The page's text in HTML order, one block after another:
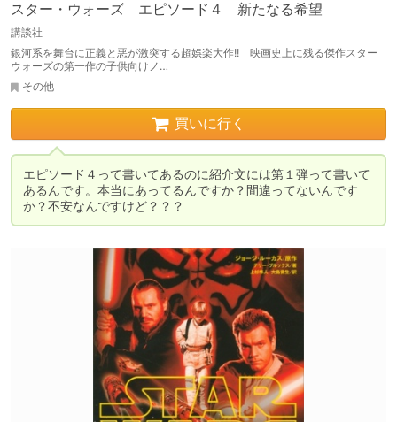
スター・ウォーズ エピソード４ 新たなる希望
講談社
銀河系を舞台に正義と悪が激突する超娯楽大作!! 映画史上に残る傑作スター
ウォーズの第一作の子供向けノ…
その他
買いに行く
エピソード４って書いてあるのに紹介文には第１弾って書いて
あるんです。本当にあってるんですか？間違ってないんです
か？不安なんですけど？？？